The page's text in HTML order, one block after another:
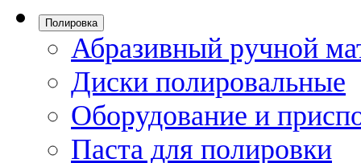
Полировка
Абразивный ручной
Диски полировальные
Оборудование и
Паста для полировки